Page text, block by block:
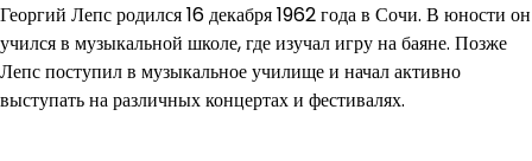
Георгий Лепс родился 16 декабря 1962 года в Сочи. В юности он
учился в музыкальной школе, где изучал игру на баяне. Позже
Лепс поступил в музыкальное училище и начал активно
выступать на различных концертах и фестивалях.